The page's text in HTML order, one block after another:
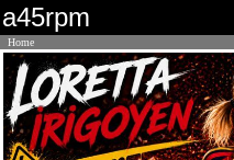
a45rpm
Home